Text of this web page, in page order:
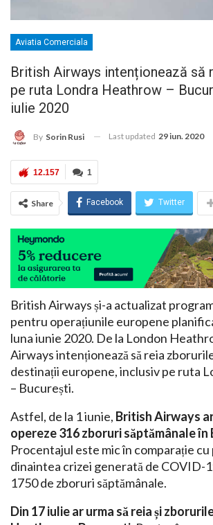
Aviatia Comerciala
British Airways intenționează să
pe ruta Londra Heathrow –
iulie 2020
By Sorin Rusi Last updated 29 iun. 2020
1
12.157
Share Facebook Twitter
British Airways și-a actualizat
pentru operațiunile europene
luna iunie 2020. De la London
Airways intenționează să reia
destinații europene, inclusiv pe ruta
– București.
Astfel, de la 1 iunie, British Airways
opereze 316 zboruri săptămânale în
Procentajul este mic în comparație cu
dinaintea crizei generată de COVID-
1750 de zboruri săptămânale.
Din 17 iulie ar urma să reia și